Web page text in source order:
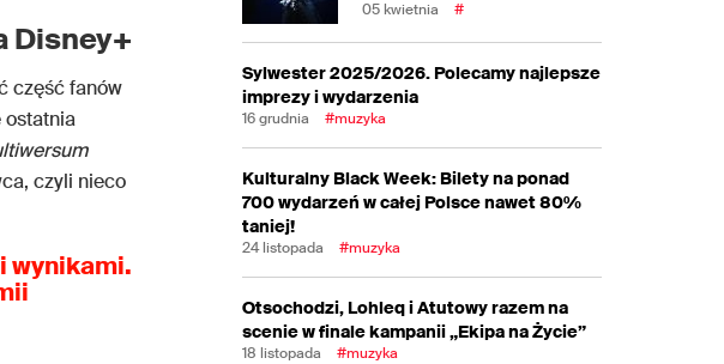
Disney+
część fanów
ostatnia
czyli nieco
wynikami.
05 kwietnia #
Sylwester 2025/2026. Polecamy najlepsze
imprezy i wydarzenia
16 grudnia #muzyka
Kulturalny Black Week: Bilety na ponad
700 wydarzeń w całej Polsce nawet 80%
taniej!
24 listopada #muzyka
Otsochodzi, Lohleq i Atutowy razem na
scenie w finale kampanii „Ekipa na Życie”
18 listopada #muzyka